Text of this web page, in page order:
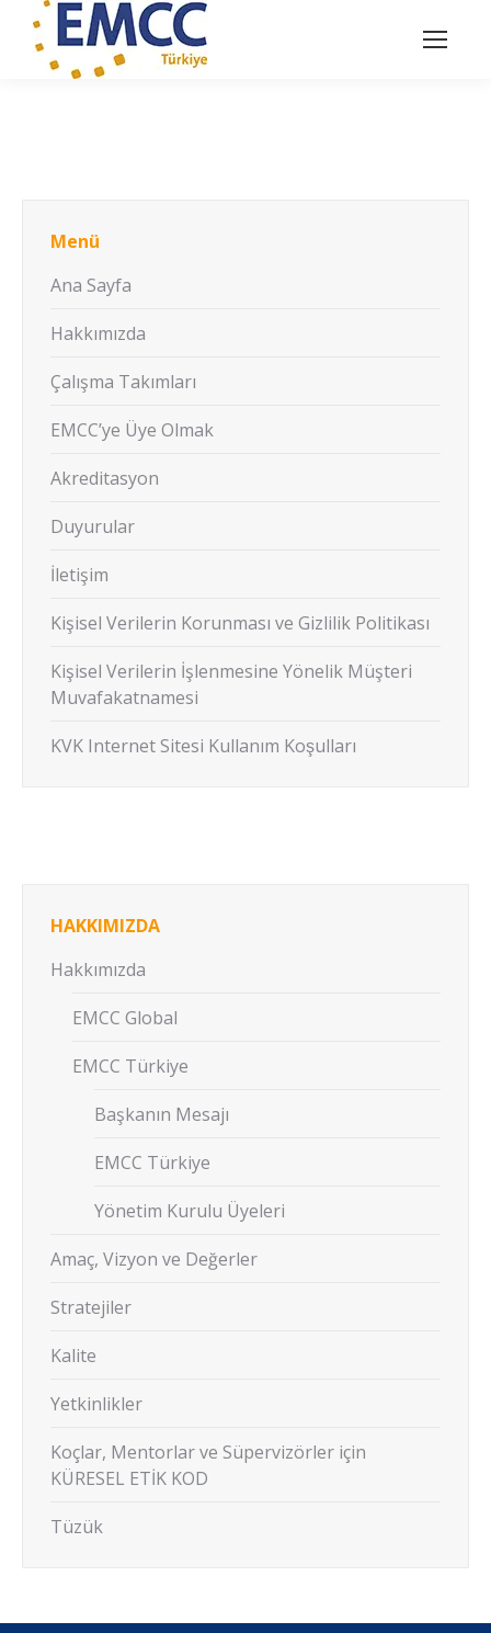
Menü
Ana Sayfa
Hakkımızda
Çalışma Takımları
EMCC’ye Üye Olmak
Akreditasyon
Duyurular
İletişim
Kişisel Verilerin Korunması ve Gizlilik Politikası
Kişisel Verilerin İşlenmesine Yönelik Müşteri
Muvafakatnamesi
KVK Internet Sitesi Kullanım Koşulları
HAKKIMIZDA
Hakkımızda
EMCC Global
EMCC Türkiye
Başkanın Mesajı
EMCC Türkiye
Yönetim Kurulu Üyeleri
Amaç, Vizyon ve Değerler
Stratejiler
Kalite
Yetkinlikler
Koçlar, Mentorlar ve Süpervizörler için
KÜRESEL ETİK KOD
Tüzük